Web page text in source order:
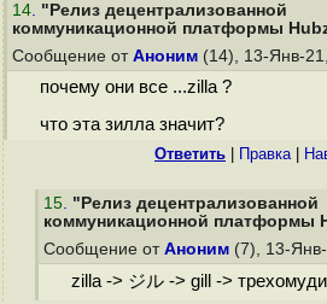
14. "Релиз децентрализованной
коммуникационной платформы
Сообщение от Аноним (14), 13-Янв-
почему они все ...zilla ?
что эта зилла значит?
Ответить Правка|
15. "Релиз децентрализованной
коммуникационной платформы
Сообщение от Аноним (7), 13-
zilla -> ジル -> gill ->